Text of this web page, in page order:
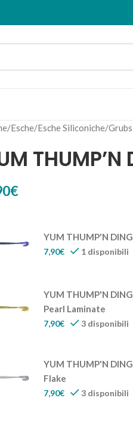
Esche Esche Siliconiche
THUMP’N
€
YUM THUMP'N
7,90€ 1 disponibili
YUM THUMP'N
Pearl Laminate
7,90€ 3 disponibili
YUM THUMP'N
Flake
7,90€ 3 disponibili